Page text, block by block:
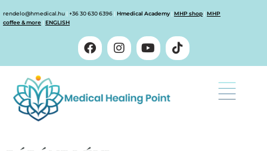
rendelo@hmedical.hu | +36 30 630 6396 | Hmedical Academy | MHP shop | MHP
coffee & more | ENGLISH